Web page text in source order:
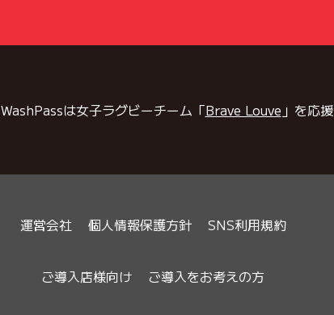
WashPassは女子ラグビーチーム「Brave Louve 」を応
運営会社 個人情報保護方針 SNS利用規約
ご導入店様向け ご導入をお考えの方